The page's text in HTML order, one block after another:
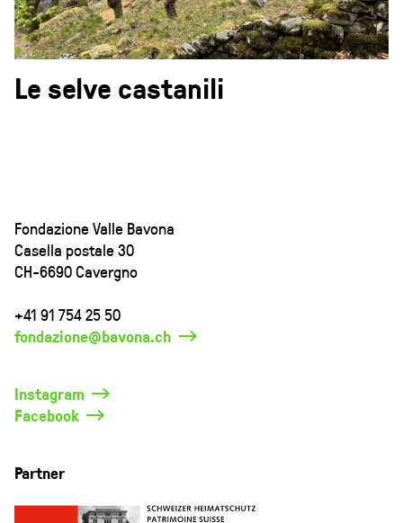
Le selve castanili
Fondazione Valle Bavona
Casella postale 30
CH-6690 Cavergno
+41 91 754 25 50
fondazione@bavona.ch
Instagram
Facebook
Partner